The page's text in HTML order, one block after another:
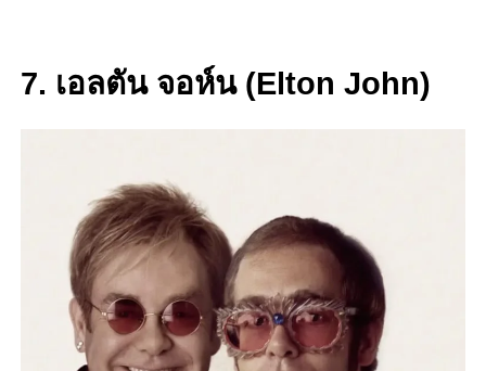
7. เอลตัน จอห์น (Elton John)